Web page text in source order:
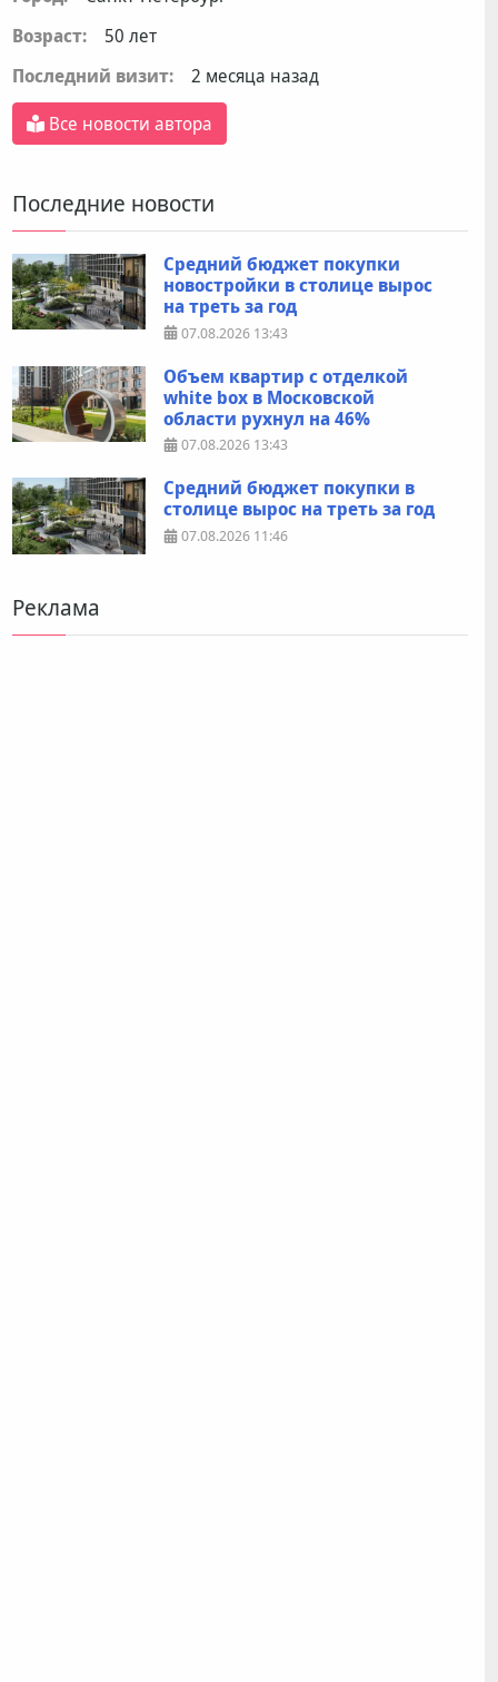
Возраст:
50 лет
Последний визит:
2 месяца назад
Все новости автора
Последние новости
Средний бюджет покупки
новостройки в столице вырос
на треть за год
07.08.2026 13:43
Объем квартир с отделкой
white box в Московской
области рухнул на 46%
07.08.2026 13:43
Средний бюджет покупки в
столице вырос на треть за год
07.08.2026 11:46
Реклама